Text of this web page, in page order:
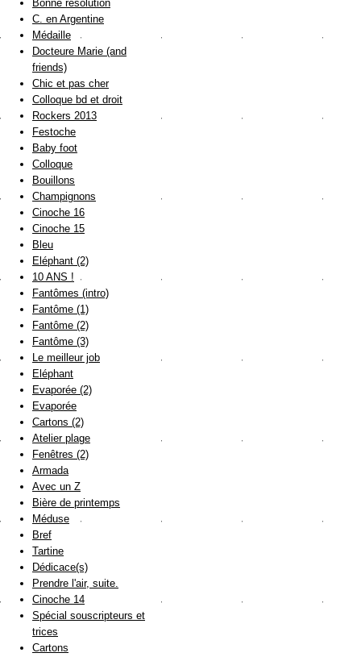
Bonne résolution
C. en Argentine
Médaille
Docteure Marie (and
friends)
Chic et pas cher
Colloque bd et droit
Rockers 2013
Festoche
Baby foot
Colloque
Bouillons
Champignons
Cinoche 16
Cinoche 15
Bleu
Eléphant (2)
10 ANS !
Fantômes (intro)
Fantôme (1)
Fantôme (2)
Fantôme (3)
Le meilleur job
Eléphant
Evaporée (2)
Evaporée
Cartons (2)
Atelier plage
Fenêtres (2)
Armada
Avec un Z
Bière de printemps
Méduse
Bref
Tartine
Dédicace(s)
Prendre l'air, suite.
Cinoche 14
Spécial souscripteurs et
trices
Cartons